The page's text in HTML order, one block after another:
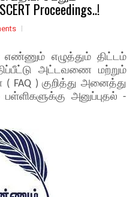
Proceedings..!
எழுத்தும் திட்டம்
அட்டவணை மற்றும்
( FAQ ) குறித்து அனைத்து
பள்ளிகளுக்கு அனுப்புதல் -